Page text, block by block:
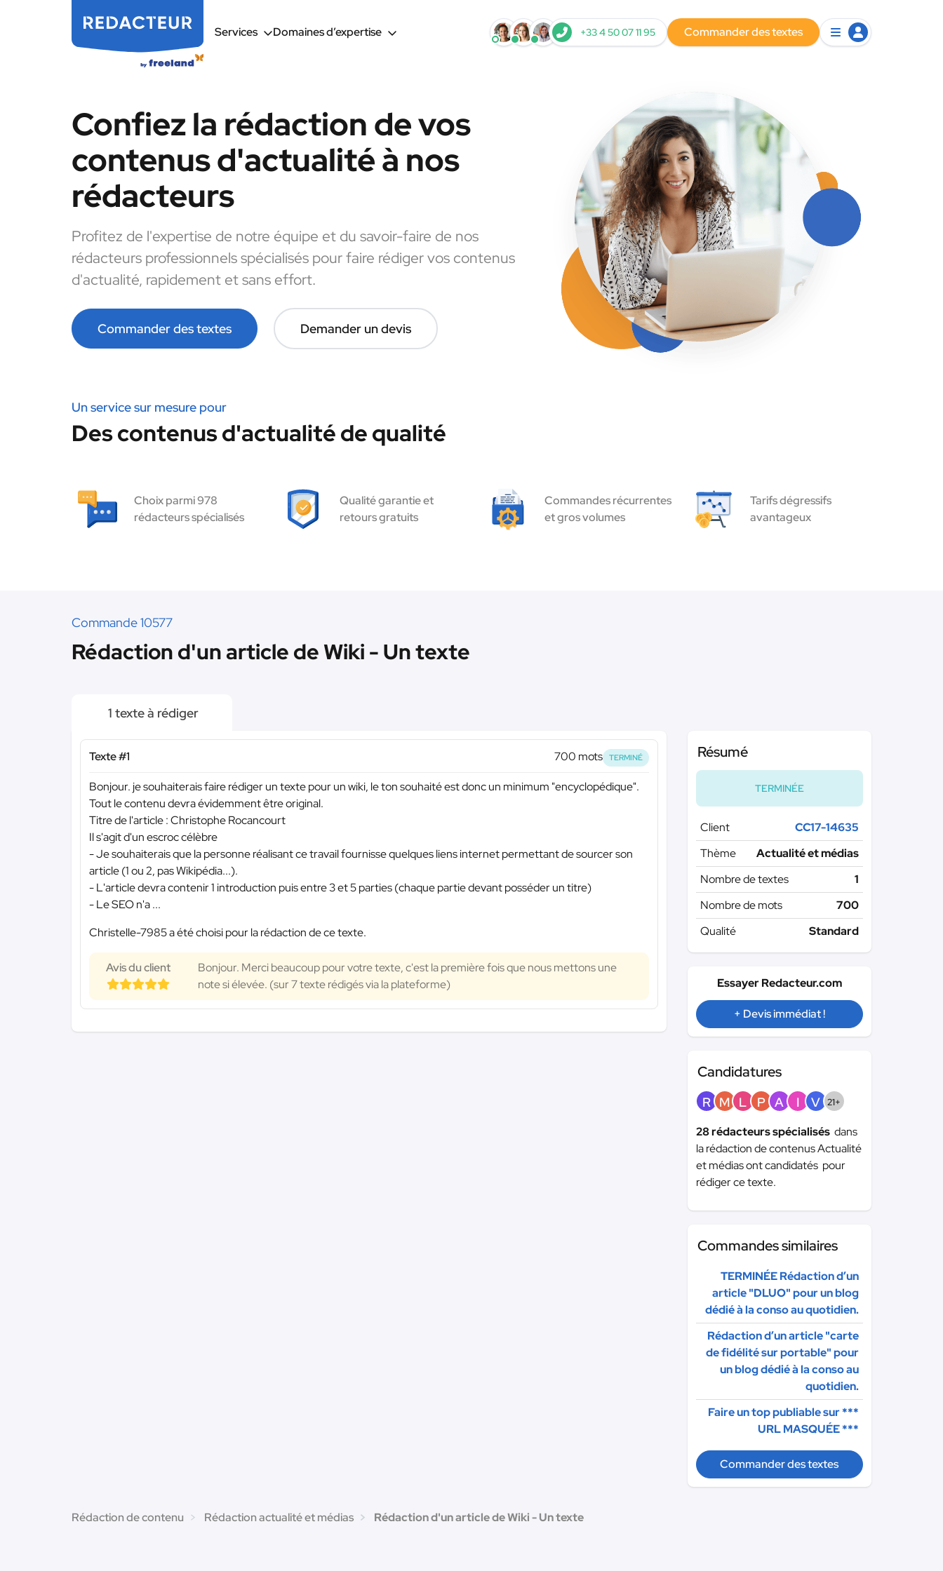
Services Domaines d’expertise +33 4 50 07 11 95 Commander des textes
Confiez la rédaction de vos
contenus d'actualité à nos
rédacteurs
Profitez de l'expertise de notre équipe et du savoir-faire de nos
rédacteurs professionnels spécialisés pour faire rédiger vos contenus
d'actualité, rapidement et sans effort.
Commander des textes Demander un devis
Un service sur mesure pour
Des contenus d'actualité de qualité
Choix parmi 978
rédacteurs spécialisés
Qualité garantie et
retours gratuits
Commandes récurrentes
et gros volumes
Tarifs dégressifs
avantageux
Commande 10577
Rédaction d'un article de Wiki - Un texte
1 texte à rédiger
Texte #1 700 mots TERMINÉ
Bonjour. je souhaiterais faire rédiger un texte pour un wiki, le ton souhaité est donc un minimum "encyclopédique".
Tout le contenu devra évidemment être original.
Titre de l'article : Christophe Rocancourt
Il s'agit d'un escroc célèbre
- Je souhaiterais que la personne réalisant ce travail fournisse quelques liens internet permettant de sourcer son
article (1 ou 2, pas Wikipédia...).
- L'article devra contenir 1 introduction puis entre 3 et 5 parties (chaque partie devant posséder un titre)
- Le SEO n'a ...
Christelle-7985 a été choisi pour la rédaction de ce texte.
Avis du client
Bonjour. Merci beaucoup pour votre texte, c'est la première fois que nous mettons une
note si élevée. (sur 7 texte rédigés via la plateforme)
Résumé
TERMINÉE
Client
CC17-14635
Thème
Actualité et médias
Nombre de textes
1
Nombre de mots
700
Qualité
Standard
Essayer Redacteur.com
+ Devis immédiat !
Candidatures
R M L P A I V 21+
28 rédacteurs spécialisés dans
la rédaction de contenus Actualité
et médias ont candidatés pour
rédiger ce texte.
Commandes similaires
TERMINÉE Rédaction d’un
article "DLUO" pour un blog
dédié à la conso au quotidien.
Rédaction d’un article "carte
de fidélité sur portable" pour
un blog dédié à la conso au
quotidien.
Faire un top publiable sur***
URL MASQUÉE ***
Commander des textes
Rédaction de contenu Rédaction actualité et médias Rédaction d'un article de Wiki - Un texte